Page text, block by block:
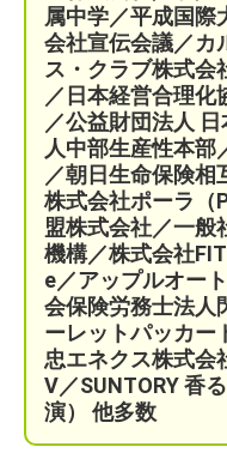
属中学／平成国際
会社宣伝会議／カ
ス・クラブ株式会
／ 日本経営合理化
／公益財団法人
人中部生産性本部
／朝日生命保険相
株式会社ポーラ（
盟株式会社／一般
機構／株式会社
e／アップルオー
会保険労務士法人
ーレットパッカー
忠エネクス株式会
V／SUNTORY 香
演） 他多数